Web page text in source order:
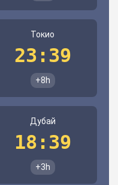
Токио
23:39
+8h
Дубай
18:39
+3h